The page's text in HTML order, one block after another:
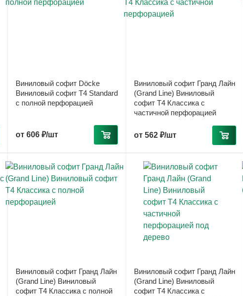
Виниловый софит Döcke
Виниловый софит T4 Standard
с полной перфорацией
от 606 ₽/шт
Виниловый софит Гранд Лайн
(Grand Line) Виниловый
софит T4 Классика с
частичной перфорацией
от 562 ₽/шт
Виниловый софит Гранд Лайн
(Grand Line) Виниловый
софит T4 Классика с полной
Виниловый софит Гранд Лайн
(Grand Line) Виниловый
софит T4 Классика с